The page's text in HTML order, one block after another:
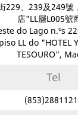
229、239及249號
店"LL層L005號
do Lago n.ºs
LL do "HOTEL
TESOURO",
Tel